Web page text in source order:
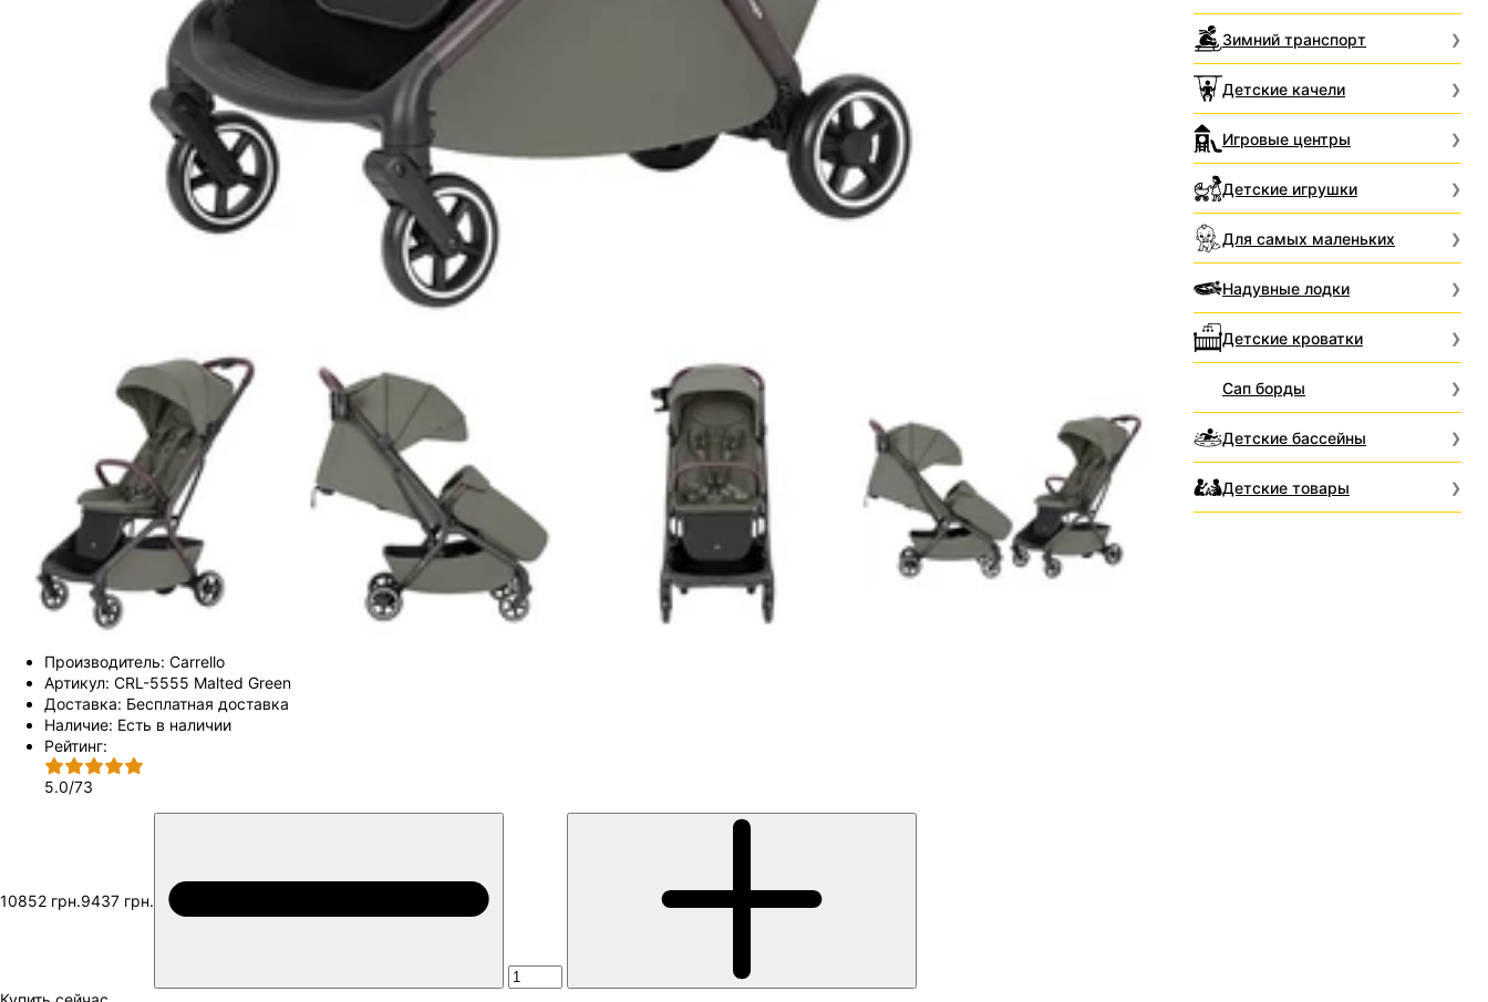
Производитель: Carrello
Артикул: CRL-5555 Malted Green
Доставка: Бесплатная доставка
Наличие: Есть в наличии
Рейтинг:
5.0/73
10852 грн.9437 грн.
Зимний транспорт
Детские качели
Игровые центры
Детские игрушки
Для самых маленьких
Надувные лодки
Детские кроватки
Сап борды
Детские бассейны
Детские товары